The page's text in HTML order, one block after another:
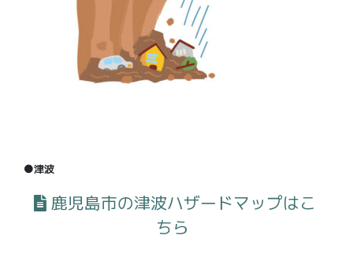
●津波
鹿児島市の津波ハザードマップはこ
ちら